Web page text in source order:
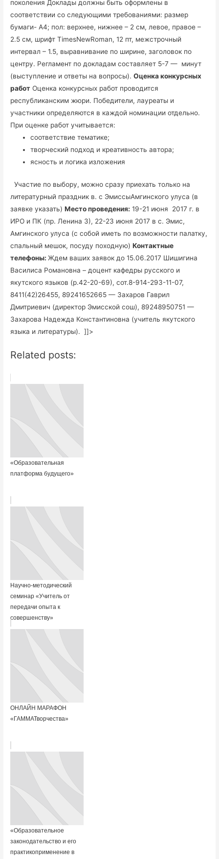
поколения Доклады должны быть оформлены в
соответствии со следующими требованиями: размер
бумаги- А4; пол: верхнее, нижнее – 2 см, левое, правое –
2.5 см, шрифт TimesNewRoman, 12 пт, межстрочный
интервал – 1.5, выравнивание по ширине, заголовок по
центру. Регламент по докладам составляет 5-7 — минут
(выступление и ответы на вопросы).Оценка конкурсных
работ Оценка конкурсных работ проводится
республиканским жюри. Победители, лауреаты и
участники определяются в каждой номинации отдельно.
При оценке работ учитывается:
соответствие тематике;
творческий подход и креативность автора;
ясность и логика изложения
Участие по выбору, можно сразу приехать только на
литературный праздник в. с ЭмиссыАмгинского улуса (в
заявке указать)Место проведения: 19-21 июня 2017 г. в
ИРО и ПК (пр. Ленина 3), 22-23 июня 2017 в с. Эмис,
Амгинского улуса (с собой иметь по возможности палатку,
спальный мешок, посуду походную)Контактные
телефоны: Ждем ваших заявок до 15.06.2017 Шишигина
Василиса Романовна – доцент кафедры русского и
якутского языков (р.42-20-69), сот.8-914-293-11-07,
8411(42)26455, 89241652665 — Захаров Гаврил
Дмитриевич (директор Эмисской сош), 89248950751 —
Захарова Надежда Константиновна (учитель якутского
языка и литературы). ]]>
Related posts:
«Образовательная
платформа будущего»
Научно-методический
семинар «Учитель от
передачи опыта к
совершенству»
ОНЛАЙН МАРАФОН
«ГАММАТворчества»
«Образовательное
законодательство и его
практикоприменение в